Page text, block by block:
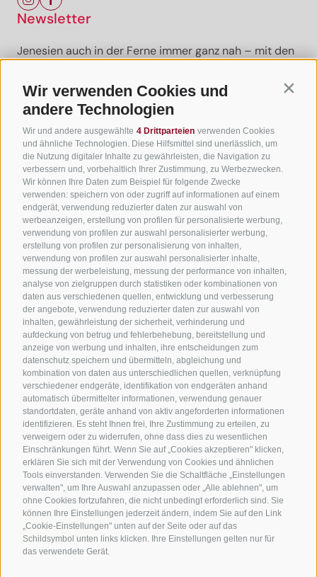
Wir verwenden Cookies und
andere Technologien
Wir und andere ausgewählte 4 Drittparteien verwenden Cookies
und ähnliche Technologien. Diese Hilfsmittel sind unerlässlich, um
die Nutzung digitaler Inhalte zu gewährleisten, die Navigation zu
verbessern und, vorbehaltlich Ihrer Zustimmung, zu Werbezwecken.
Wir können Ihre Daten zum Beispiel für folgende Zwecke
verwenden: speichern von oder zugriff auf informationen auf einem
endgerät, verwendung reduzierter daten zur auswahl von
werbeanzeigen, erstellung von profilen für personalisierte werbung,
verwendung von profilen zur auswahl personalisierter werbung,
erstellung von profilen zur personalisierung von inhalten,
verwendung von profilen zur auswahl personalisierter inhalte,
messung der werbeleistung, messung der performance von inhalten,
analyse von zielgruppen durch statistiken oder kombinationen von
daten aus verschiedenen quellen, entwicklung und verbesserung
der angebote, verwendung reduzierter daten zur auswahl von
inhalten, gewährleistung der sicherheit, verhinderung und
aufdeckung von betrug und fehlerbehebung, bereitstellung und
anzeige von werbung und inhalten, ihre entscheidungen zum
datenschutz speichern und übermitteln, abgleichung und
kombination von daten aus unterschiedlichen quellen, verknüpfung
verschiedener endgeräte, identifikation von endgeräten anhand
automatisch übermittelter informationen, verwendung genauer
standortdaten, geräte anhand von aktiv angeforderten informationen
identifizieren. Es steht Ihnen frei, Ihre Zustimmung zu erteilen, zu
verweigern oder zu widerrufen, ohne dass dies zu wesentlichen
Einschränkungen führt. Wenn Sie auf „Cookies akzeptieren" klicken,
erklären Sie sich mit der Verwendung von Cookies und ähnlichen
Tools einverstanden. Verwenden Sie die Schaltfläche „Einstellungen
verwalten", um Ihre Auswahl anzupassen oder „Alle ablehnen", um
ohne Cookies fortzufahren, die nicht unbedingt erforderlich sind. Sie
können Ihre Einstellungen jederzeit ändern, indem Sie auf den Link
„Cookie-Einstellungen" unten auf der Seite oder auf das
Schildsymbol unten links klicken. Ihre Einstellungen gelten nur für
das verwendete Gerät.
Newsletter
Jenesien auch in der Ferne immer ganz nah – mit den
Ferienregion.
Newsletter anmelden
Nützliche Links
Alle Unterkünfte
Hotels in Jenesien
Camping in Jenesien
Ferienwohnungen in Jenesien
B&B - Gästezimmervermieter
Urlaub auf dem Bauernhof
Südtirol Apps für unterwegs
Jobs